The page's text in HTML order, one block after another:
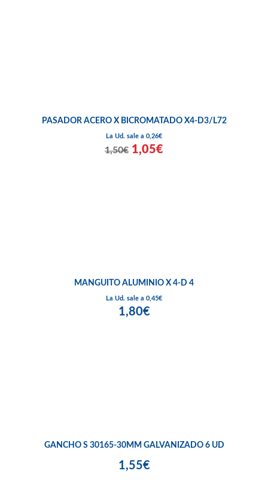
PASADOR ACERO X BICROMATADO X4-D3/L72
La Ud. sale a 0,26€
1,50€ 1,05€
MANGUITO ALUMINIO X 4-D 4
La Ud. sale a 0,45€
1,80€
GANCHO S 30165-30MM GALVANIZADO 6 UD
1,55€